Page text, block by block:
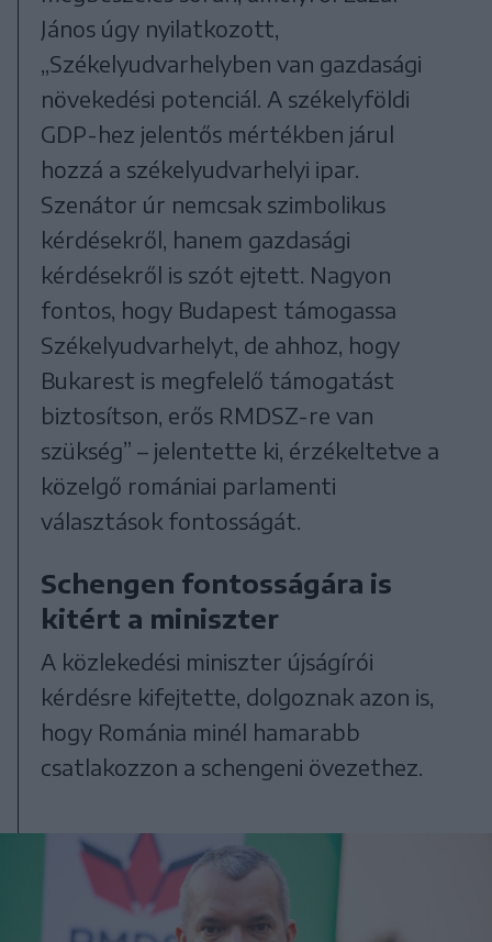
János úgy nyilatkozott,
„Székelyudvarhelyben van gazdasági
növekedési potenciál. A székelyföldi
GDP-hez jelentős mértékben járul
hozzá a székelyudvarhelyi ipar.
Szenátor úr nemcsak szimbolikus
kérdésekről, hanem gazdasági
kérdésekről is szót ejtett. Nagyon
fontos, hogy Budapest támogassa
Székelyudvarhelyt, de ahhoz, hogy
Bukarest is megfelelő támogatást
biztosítson, erős RMDSZ-re van
szükség” – jelentette ki, érzékeltetve a
közelgő romániai parlamenti
választások fontosságát.
Schengen fontosságára is
kitért a miniszter
A közlekedési miniszter újságírói
kérdésre kifejtette, dolgoznak azon is,
hogy Románia minél hamarabb
csatlakozzon a schengeni övezethez.